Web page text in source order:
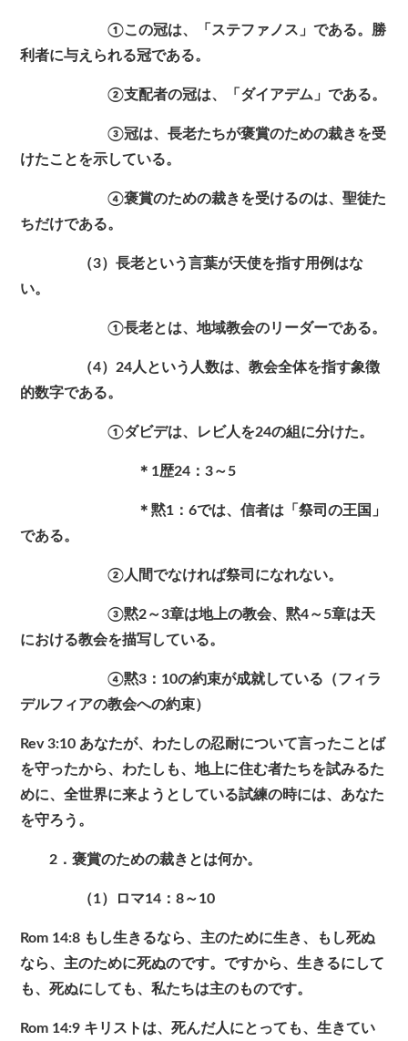
①この冠は、「ステファノス」である。勝
利者に与えられる冠である。
②支配者の冠は、「ダイアデム」である。
③冠は、長老たちが褒賞のための裁きを受
けたことを示している。
④褒賞のための裁きを受けるのは、聖徒た
ちだけである。
（3）長老という言葉が天使を指す用例はな
い。
①長老とは、地域教会のリーダーである。
（4）24人という人数は、教会全体を指す象徴
的数字である。
①ダビデは、レビ人を24の組に分けた。
＊1歴24：3～5
＊黙1：6では、信者は「祭司の王国」
である。
②人間でなければ祭司になれない。
③黙2～3章は地上の教会、黙4～5章は天
における教会を描写している。
④黙3：10の約束が成就している（フィラ
デルフィアの教会への約束）
Rev 3:10 あなたが、わたしの忍耐について言ったことば
を守ったから、わたしも、地上に住む者たちを試みるた
めに、全世界に来ようとしている試練の時には、あなた
を守ろう。
2．褒賞のための裁きとは何か。
（1）ロマ14：8～10
Rom 14:8 もし生きるなら、主のために生き、もし死ぬ
なら、主のために死ぬのです。ですから、生きるにして
も、死ぬにしても、私たちは主のものです。
Rom 14:9 キリストは、死んだ人にとっても、生きてい